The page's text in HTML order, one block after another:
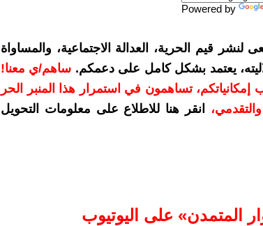
Powered by
قيم الحرية، العدالة الاجتماعية، والمساواة
يعتمد بشكل كامل على دعمكم. ساهم/ي معنا!
أكثر حسب إمكانياتكم، تساهمون في استمرار هذا المنبر الحر
،
انقر هنا للاطلاع على معلومات التحويل
المتمدن» على اليوتيوب